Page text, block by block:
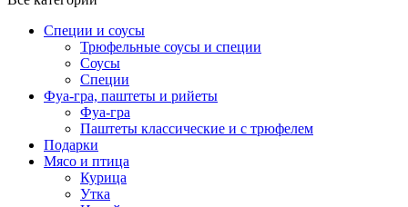
Специи и соусы
Трюфельные соусы и специи
Соусы
Специи
Фуа-гра, паштеты и рийеты
Фуа-гра
Паштеты классические и с трюфелем
Подарки
Мясо и птица
Курица
Утка